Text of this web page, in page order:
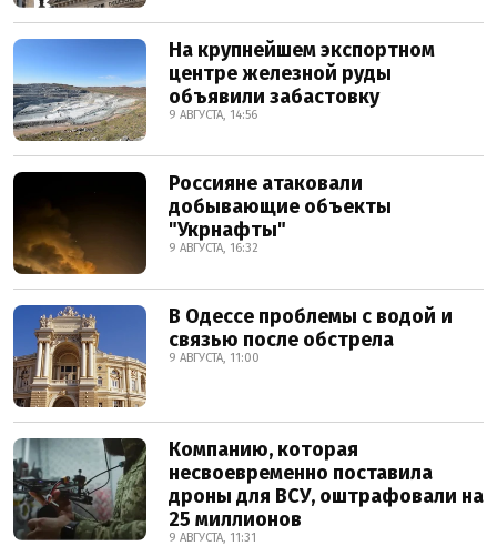
На крупнейшем экспортном
центре железной руды
объявили забастовку
9 АВГУСТА, 14:56
Россияне атаковали
добывающие объекты
"Укрнафты"
9 АВГУСТА, 16:32
В Одессе проблемы с водой и
связью после обстрела
9 АВГУСТА, 11:00
Компанию, которая
несвоевременно поставила
дроны для ВСУ, оштрафовали на
25 миллионов
9 АВГУСТА, 11:31